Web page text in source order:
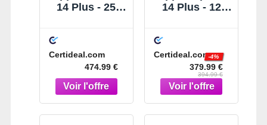
14 Plus - 256
Lumière
Stellaire
Certideal.com
474.99 €
14 Plus - 128
Couleur
Surprise
Certideal.com
379.99 €
-4%
394.99 €